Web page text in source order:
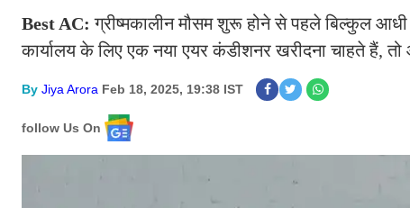
Best AC:ग्रीष्मकालीन मौसम शुरू होने से पहले बिल्कुल
कार्यालय के लिए एक नया एयर कंडीशनर खरीदना चाहते हैं,
By Jiya Arora Feb 18, 2025, 19:38 IST
follow Us On